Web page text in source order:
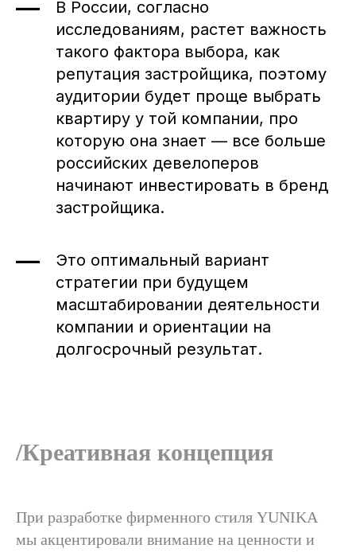
В России, согласно
исследованиям, растет важность
такого фактора выбора, как
репутация застройщика, поэтому
аудитории будет проще выбрать
квартиру у той компании, про
которую она знает — все больше
российских девелоперов
начинают инвестировать в бренд
застройщика.
Это оптимальный вариант
стратегии при будущем
масштабировании деятельности
компании и ориентации на
долгосрочный результат.
/Креативная концепция
При разработке фирменного стиля YUNIKA
мы акцентировали внимание на ценности и